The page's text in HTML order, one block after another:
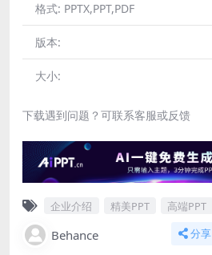
格式: PPTX,PPT,PDF
版本:
大小:
下载遇到问题？可联系客服或反馈
企业介绍 精美PPT 高端PPT
Behance 分享